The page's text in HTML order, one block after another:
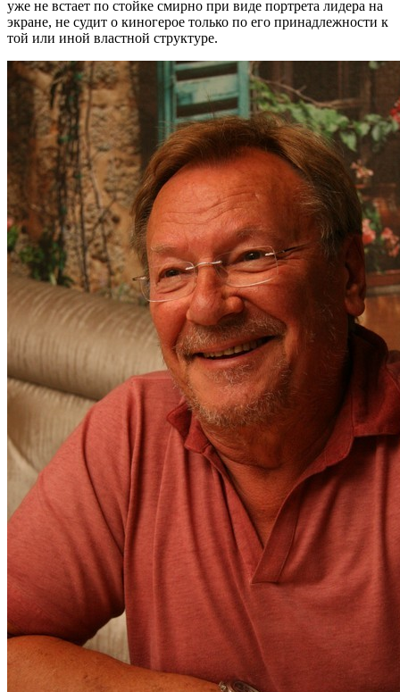
уже не встает по стойке смирно при виде портрета лидера на
экране, не судит о киногерое только по его принадлежности к
той или иной властной структуре.